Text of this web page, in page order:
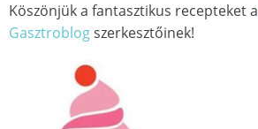
Köszönjük a fantasztikus recepteket a
Gasztroblogszerkesztőinek!